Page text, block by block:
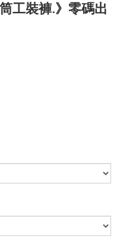
工裝褲.》零碼出